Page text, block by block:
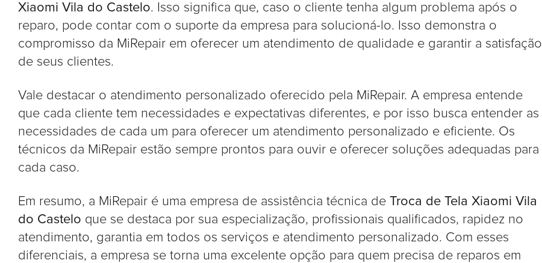
Xiaomi Vila do Castelo. Isso significa que, caso o cliente tenha algum problema após o
reparo, pode contar com o suporte da empresa para solucioná-lo. Isso demonstra o
compromisso da MiRepair em oferecer um atendimento de qualidade e garantir a satisfação
de seus clientes.
Vale destacar o atendimento personalizado oferecido pela MiRepair. A empresa entende
que cada cliente tem necessidades e expectativas diferentes, e por isso busca entender as
necessidades de cada um para oferecer um atendimento personalizado e eficiente. Os
técnicos da MiRepair estão sempre prontos para ouvir e oferecer soluções adequadas para
cada caso.
Em resumo, a MiRepair é uma empresa de assistência técnica de Troca de Tela Xiaomi Vila
do Castelo que se destaca por sua especialização, profissionais qualificados, rapidez no
atendimento, garantia em todos os serviços e atendimento personalizado. Com esses
diferenciais, a empresa se torna uma excelente opção para quem precisa de reparos em